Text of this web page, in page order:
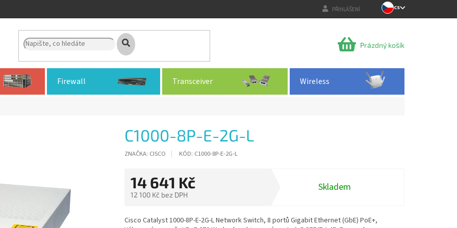
PŘIHLÁŠENÍ CS
NÁKUPNÍ
Prázdný košík
Firewall Transceiver Wireless
C1000-8P-E-2G-L
ZNAČKA: CISCO KÓD: C1000-8P-E-2G-L
14 641 Kč
12 100 Kč bez DPH
cena:
Skladem
Cisco Catalyst 1000-8P-E-2G-L Network Switch, 8 portů Gigabit Ethernet (GbE) PoE+,